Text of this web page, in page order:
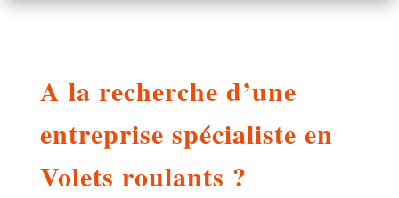
A la recherche d’une
entreprise spécialiste en
Volets roulants ?